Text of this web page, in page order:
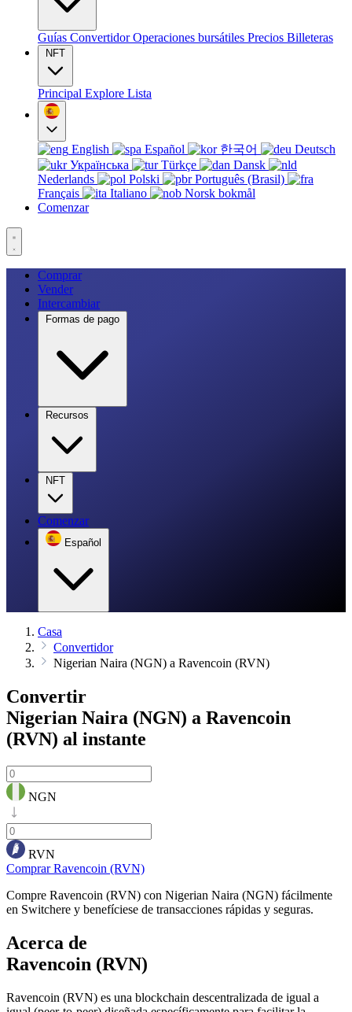
Guías ConvertidorOperaciones bursátiles Precios Billeteras
NFT
Principal Explore Lista
English Español 한국어
Deutsch
Українська
Türkçe
Dansk
Nederlands
Polski
Português (Brasil)
Français
Italiano
Norsk bokmål
Comenzar
Comprar
Vender
Intercambiar
Formas de pago
Recursos
NFT
Comenzar
Español
Casa
Convertidor
Nigerian Naira (NGN) a Ravencoin (RVN)
Convertir
Nigerian Naira (NGN) a Ravencoin
(RVN) al instante
NGN
RVN
Comprar Ravencoin (RVN)
Compre Ravencoin (RVN) con Nigerian Naira (NGN) fácilmente
en Switchere y benefíciese de transacciones rápidas y seguras.
Acerca de
Ravencoin (RVN)
Ravencoin (RVN) es una blockchain descentralizada de igual a